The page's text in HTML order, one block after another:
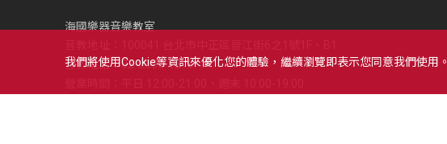
海國樂器音樂教室
音教電話：02-2393-1279
我們將使用cookie等資訊來優化您的體驗，繼續瀏覽即表示您同意我們使用。